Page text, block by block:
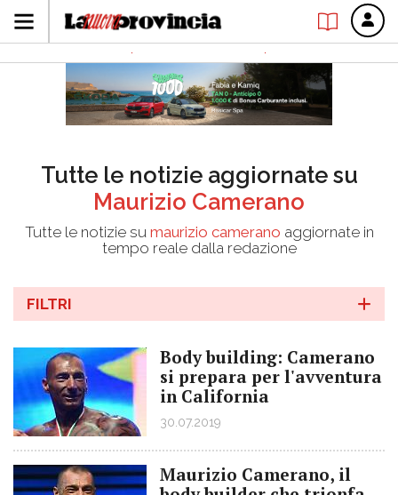
Tutte le notizie aggiornate su
Maurizio Camerano
Tutte le notizie su maurizio camerano aggiornate in
tempo reale dalla redazione
FILTRI
Body building: Camerano
si prepara per l'avventura
in California
30.07.2019
Maurizio Camerano, il